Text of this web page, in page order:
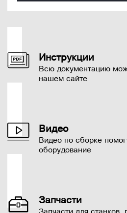
Инструкции
Всю документацию
нашем сайте
Видео
Видео по сборке
оборудование
Запчасти